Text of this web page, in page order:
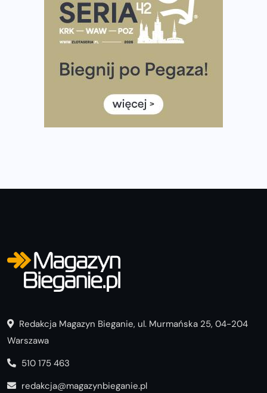
European Marathon Classics – jak zweryfikować swój
listach startowych są jeszcze wolne miejsca
Jaki smartwatch dla biegaczy, którzy chcą też przy
okazji trenować pod HYROX?
Jak zaplanować domowe cardio bez przepełniania
Redakcja Magazyn Bieganie, ul. Murmańska 25, 04-204
Warszawa
510 175 463
redakcja@magazynbieganie.pl